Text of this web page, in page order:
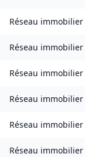
Réseau immobilier
Réseau immobilier
Réseau immobilier
Réseau immobilier
Réseau immobilier
Réseau immobilier